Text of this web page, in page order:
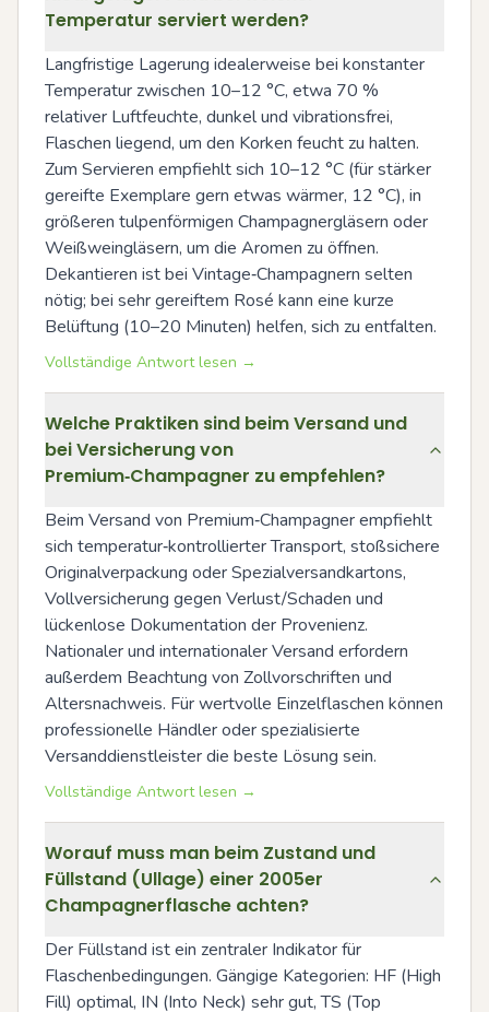
Temperatur serviert werden?
Langfristige Lagerung idealerweise bei konstanter
Temperatur zwischen 10–12 °C, etwa 70 %
relativer Luftfeuchte, dunkel und vibrationsfrei,
Flaschen liegend, um den Korken feucht zu halten.
Zum Servieren empfiehlt sich 10–12 °C (für stärker
gereifte Exemplare gern etwas wärmer, 12 °C), in
größeren tulpenförmigen Champagnergläsern oder
Weißweingläsern, um die Aromen zu öffnen.
Dekantieren ist bei Vintage‑Champagnern selten
nötig; bei sehr gereiftem Rosé kann eine kurze
Belüftung (10–20 Minuten) helfen, sich zu entfalten.
Vollständige Antwort lesen →
Welche Praktiken sind beim Versand und
bei Versicherung von
Premium‑Champagner zu empfehlen?
Beim Versand von Premium‑Champagner empfiehlt
sich temperatur‑kontrollierter Transport, stoßsichere
Originalverpackung oder Spezialversandkartons,
Vollversicherung gegen Verlust/Schaden und
lückenlose Dokumentation der Provenienz.
Nationaler und internationaler Versand erfordern
außerdem Beachtung von Zollvorschriften und
Altersnachweis. Für wertvolle Einzelflaschen können
professionelle Händler oder spezialisierte
Versanddienstleister die beste Lösung sein.
Vollständige Antwort lesen →
Worauf muss man beim Zustand und
Füllstand (Ullage) einer 2005er
Champagnerflasche achten?
Der Füllstand ist ein zentraler Indikator für
Flaschenbedingungen. Gängige Kategorien: HF (High
Fill) optimal, IN (Into Neck) sehr gut, TS (Top